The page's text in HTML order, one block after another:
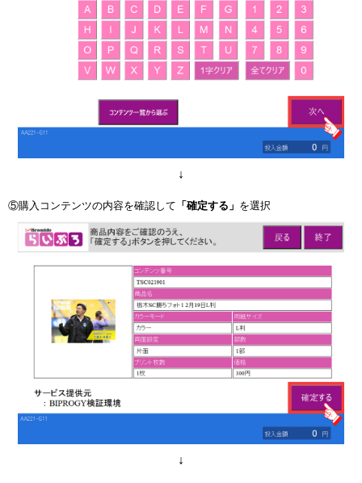
↓
⑤購入コンテンツの内容を確認して 「確定する」 を選択
↓